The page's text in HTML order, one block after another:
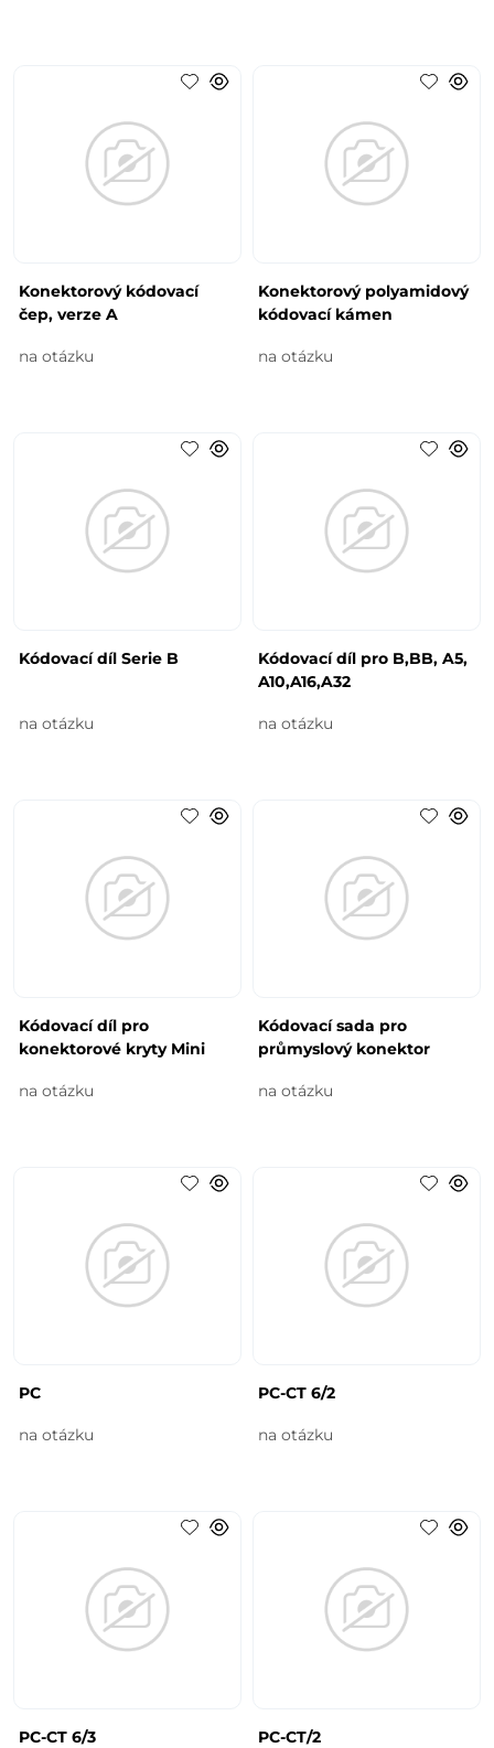
Konektorový kódovací
čep, verze A
na otázku
Konektorový polyamidový
kódovací kámen
na otázku
Kódovací díl Serie B
na otázku
Kódovací díl pro B,BB, A5,
A10,A16,A32
na otázku
Kódovací díl pro
konektorové kryty Mini
na otázku
Kódovací sada pro
průmyslový konektor
na otázku
PC
na otázku
PC-CT 6/2
na otázku
PC-CT 6/3 PC-CT/2